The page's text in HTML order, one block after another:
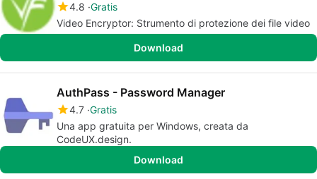
4.8 Gratis
Video Encryptor: Strumento di protezione dei file video
Download
AuthPass - Password Manager
4.7 Gratis
Una app gratuita per Windows, creata da
CodeUX.design.
Download